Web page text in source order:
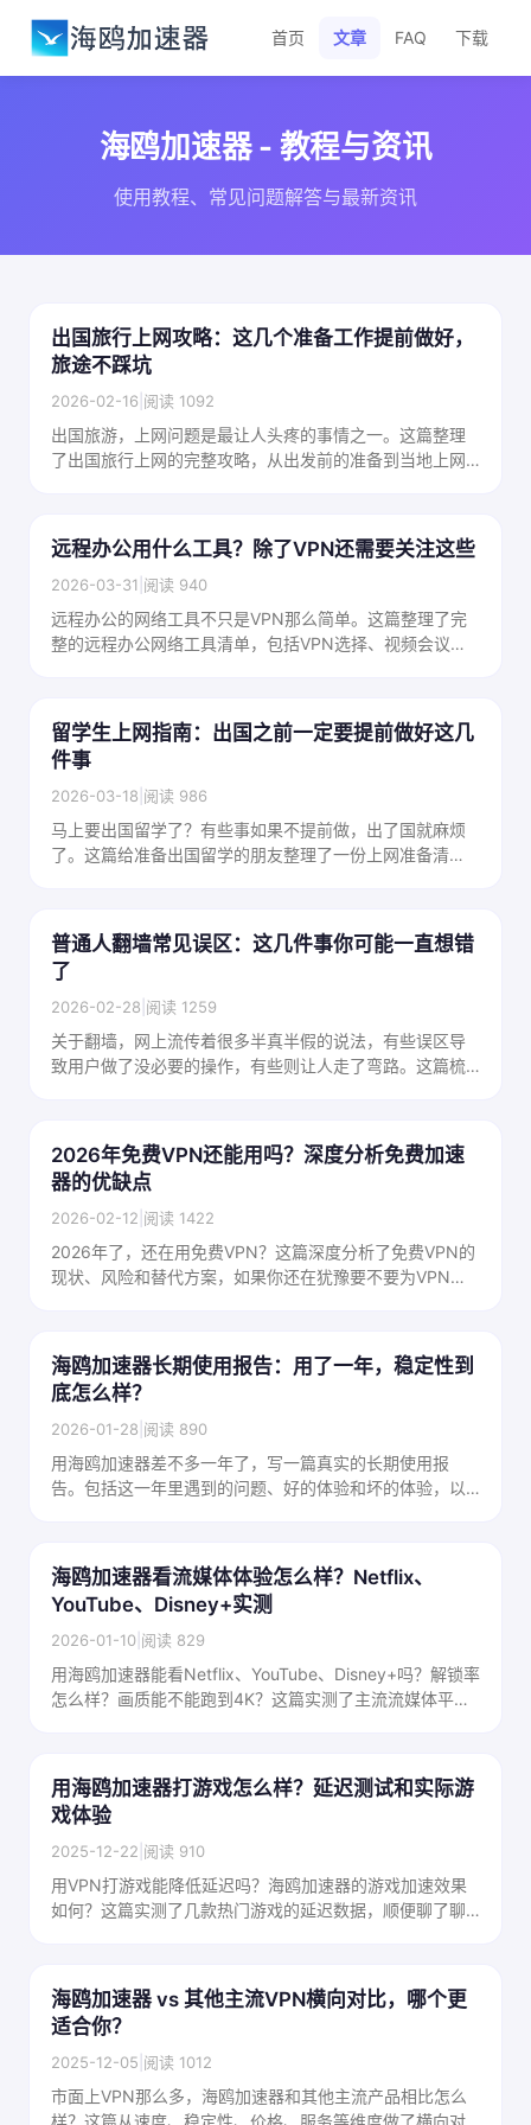
首页 文章 FAQ 下载
海鸥加速器 - 教程与资讯
使用教程、常见问题解答与最新资讯
出国旅行上网攻略：这几个准备工作提前做好，
旅途不踩坑
2026-02-16 阅读 1092
出国旅游，上网问题是最让人头疼的事情之一。这篇整理
了出国旅行上网的完整攻略，从出发前的准备到当地上网
远程办公用什么工具？除了VPN还需要关注这些
2026-03-31 阅读 940
远程办公的网络工具不只是VPN那么简单。这篇整理了完
整的远程办公网络工具清单，包括VPN选择、视频会议工
留学生上网指南：出国之前一定要提前做好这几
件事
2026-03-18 阅读 986
马上要出国留学了？有些事如果不提前做，出了国就麻烦
了。这篇给准备出国留学的朋友整理了一份上网准备清
普通人翻墙常见误区：这几件事你可能一直想错
了
2026-02-28 阅读 1259
关于翻墙，网上流传着很多半真半假的说法，有些误区导
致用户做了没必要的操作，有些则让人走了弯路。这篇梳
2026年免费VPN还能用吗？深度分析免费加速
器的优缺点
2026-02-12 阅读 1422
2026年了，还在用免费VPN？这篇深度分析了免费VPN的
现状、风险和替代方案，如果你还在犹豫要不要为VPN付
海鸥加速器长期使用报告：用了一年，稳定性到
底怎么样？
2026-01-28 阅读 890
用海鸥加速器差不多一年了，写一篇真实的长期使用报
告。包括这一年里遇到的问题、好的体验和坏的体验，以
海鸥加速器看流媒体体验怎么样？Netflix、
YouTube、Disney+实测
2026-01-10 阅读 829
用海鸥加速器能看Netflix、YouTube、Disney+吗？解锁率
怎么样？画质能不能跑到4K？这篇实测了主流流媒体平台
用海鸥加速器打游戏怎么样？延迟测试和实际游
戏体验
2025-12-22 阅读 910
用VPN打游戏能降低延迟吗？海鸥加速器的游戏加速效果
如何？这篇实测了几款热门游戏的延迟数据，顺便聊了聊
海鸥加速器 vs 其他主流VPN横向对比，哪个更
适合你？
2025-12-05 阅读 1012
市面上VPN那么多，海鸥加速器和其他主流产品相比怎么
样？这篇从速度、稳定性、价格、服务等维度做了横向对